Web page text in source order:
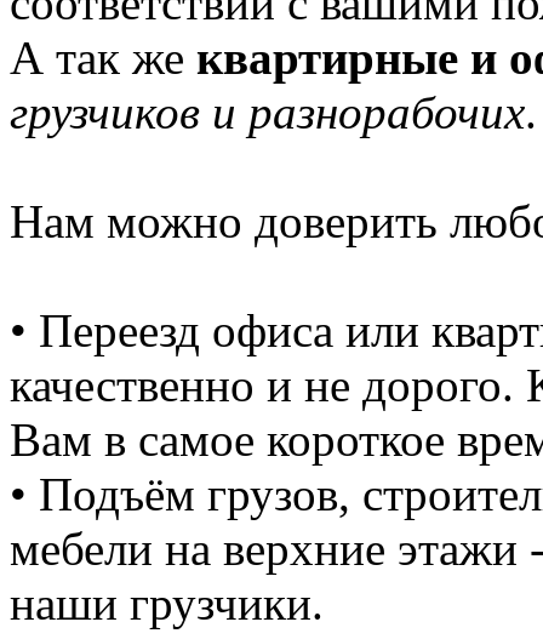
А так же квартирные и
грузчиков и разнорабочих.
Нам можно доверить
• Переезд офиса или
качественно и не дорого.
Вам в самое короткое
• Подъём грузов,
мебели на верхние этажи
наши грузчики.